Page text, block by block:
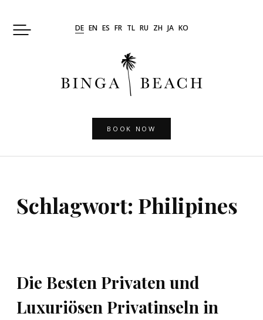
DE EN ES FR TL RU ZH JA KO
BOOK NOW
Schlagwort: Philipines
Die Besten Privaten und
Luxuriösen Privatinseln in